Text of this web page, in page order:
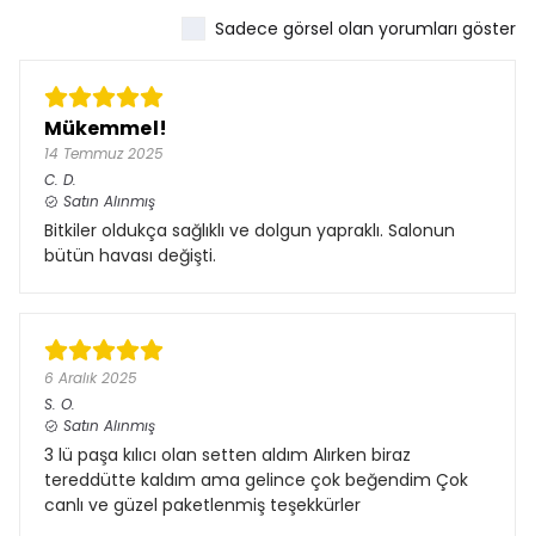
Sadece görsel olan yorumları göster
Mükemmel!
14 Temmuz 2025
C. D.
Satın Alınmış
Bitkiler oldukça sağlıklı ve dolgun yapraklı. Salonun
bütün havası değişti.
6 Aralık 2025
S. O.
Satın Alınmış
3 lü paşa kılıcı olan setten aldım Alırken biraz
tereddütte kaldım ama gelince çok beğendim Çok
canlı ve güzel paketlenmiş teşekkürler